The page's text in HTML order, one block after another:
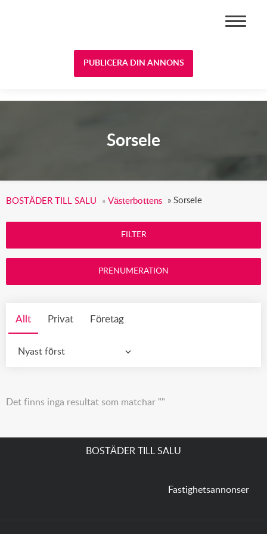
PUBLICERA DIN ANNONS
Sorsele
BOSTÄDER TILL SALU » Västerbottens » Sorsele
FILTER
PRENUMERATION
Allt Privat Företag
Nyast först
Det finns inga resultat som matchar ""
BOSTÄDER TILL SALU
Fastighetsannonser